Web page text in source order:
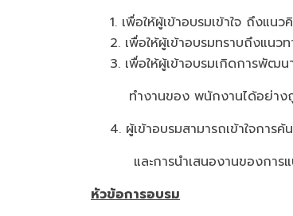
1. เพื่อให้ผู้เข้าอบรมเข้าใจ ถึงแน
2. เพื่อให้ผู้เข้าอบรมทราบถึงแนว
3. เพื่อให้ผู้เข้าอบรมเกิดการพัฒ
ทำงานของ พนักงานได้อย่าง
4. ผู้เข้าอบรมสามารถเข้าใจกา
และการนำเสนองานของการ
หัวข้อการอบรม